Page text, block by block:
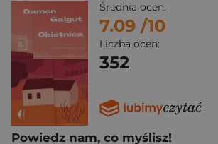
Średnia ocen:
7.09 /10
Liczba ocen:
352
Powiedz nam, co myślisz!